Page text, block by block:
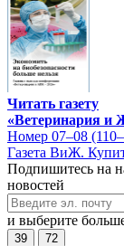
Читать газету
«Ветеринария и
Номер 07–08
Газета ВиЖ.
Подпишитесь на
новостей
и выберите
39 72